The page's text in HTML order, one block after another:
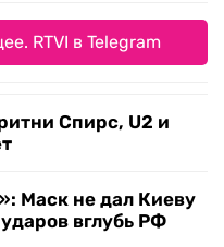
RTVI в Telegram
Спирс, U2 и
Маск не дал Киеву
вглубь РФ